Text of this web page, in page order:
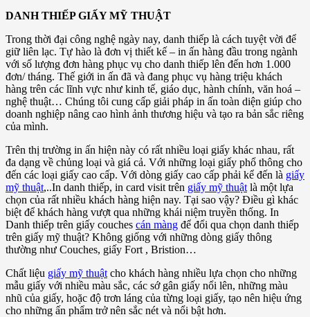
DANH THIẾP GIẤY MỸ THUẬT
Trong thời đại công nghệ ngày nay, danh thiếp là cách tuyệt vời để
giữ liên lạc. Tự hào là đơn vị thiết kế – in ấn hàng đầu trong ngành
với số lượng đơn hàng phục vụ cho danh thiếp lên đến hơn 1.000
đơn/ tháng. Thế giới in ấn đã và đang phục vụ hàng triệu khách
hàng trên các lĩnh vực như kinh tế, giáo dục, hành chính, văn hoá –
nghệ thuật… Chúng tôi cung cấp giải pháp in ấn toàn diện giúp cho
doanh nghiệp nâng cao hình ảnh thương hiệu và tạo ra bản sắc riêng
của mình.
Trên thị trường in ấn hiện này có rất nhiều loại giấy khác nhau, rất
đa dạng về chủng loại và giá cả. Với những loại giấy phổ thông cho
đến các loại giấy cao cấp. Với dòng giấy cao cấp phải kể đến là giấy
mỹ thuật,..In danh thiếp, in card visit trên giấy mỹ thuật là một lựa
chọn của rất nhiều khách hàng hiện nay. Tại sao vậy? Điều gì khác
biệt để khách hàng vượt qua những khái niệm truyền thống. In
Danh thiếp trên giấy couches cán màng để đổi qua chọn danh thiếp
trên giấy mỹ thuật? Không giống với những dòng giấy thông
thường như Couches, giấy Fort , Bristion…
Chất liệu giấy mỹ thuật cho khách hàng nhiều lựa chọn cho những
mẫu giấy với nhiều màu sắc, các sớ gân giấy nổi lên, những màu
nhũ của giấy, hoặc độ trơn láng của từng loại giấy, tạo nên hiệu ứng
cho những ấn phẩm trở nên sắc nét và nổi bật hơn.